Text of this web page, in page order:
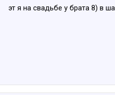
эт я на свадьбе у брата 8) в